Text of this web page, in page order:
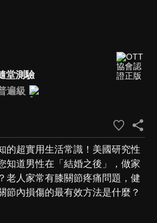
堂測驗
遍級
的超實用生活常識！美國研究性
知道男性在「結婚之後」，做家
老人家常有膝關節疼痛問題，健
節內損傷的最有效方法是什麼？